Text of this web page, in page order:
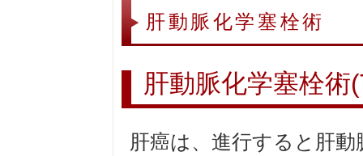
肝動脈化学塞栓術
肝動脈化学塞栓術
肝癌は、進行すると肝